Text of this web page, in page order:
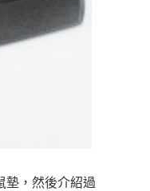
墊，然後介紹過